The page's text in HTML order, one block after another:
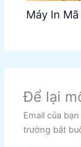
Máy In
Để lại
Email của
trường bắt